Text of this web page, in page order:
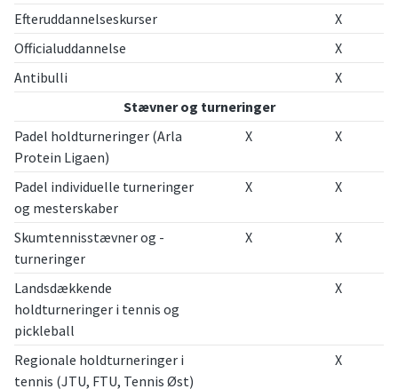
Efteruddannelseskurser
X
Officialuddannelse
X
Antibulli
X
Stævner og turneringer
Padel holdturneringer (Arla
Protein Ligaen)
X X
Padel individuelle turneringer
og mesterskaber
X X
Skumtennisstævner og -
turneringer
X X
Landsdækkende
holdturneringer i tennis og
pickleball
X
Regionale holdturneringer i
tennis (JTU, FTU, Tennis Øst)
X